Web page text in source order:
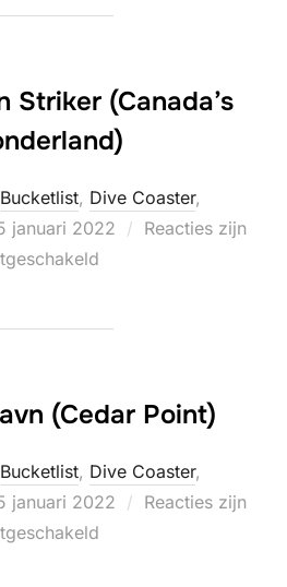
Striker (Canada’s
Bucketlist, Dive Coaster,
januari 2022
Reacties zijn
(Cedar Point)
Bucketlist, Dive Coaster,
januari 2022
Reacties zijn